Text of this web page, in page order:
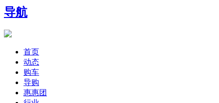
导航
首页
动态
购车
导购
惠惠团